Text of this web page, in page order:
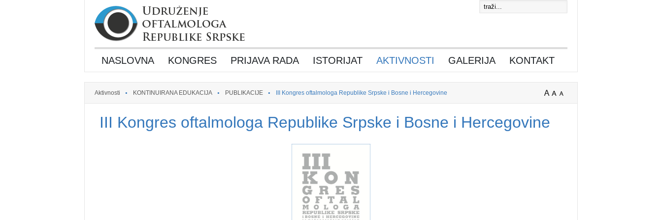
NASLOVNA KONGRES PRIJAVA RADA ISTORIJAT AKTIVNOSTI GALERIJA KONTAKT
Aktivnosti KONTINUIRANA EDUKACIJA PUBLIKACIJE III Kongres oftalmologa Republike Srpske i Bosne i Hercegovine
III Kongres oftalmologa Republike Srpske i Bosne i Hercegovine